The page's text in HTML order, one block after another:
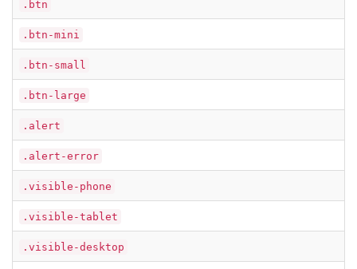
.btn
.btn-mini
.btn-small
.btn-large
.alert
.alert-error
.visible-phone
.visible-tablet
.visible-desktop